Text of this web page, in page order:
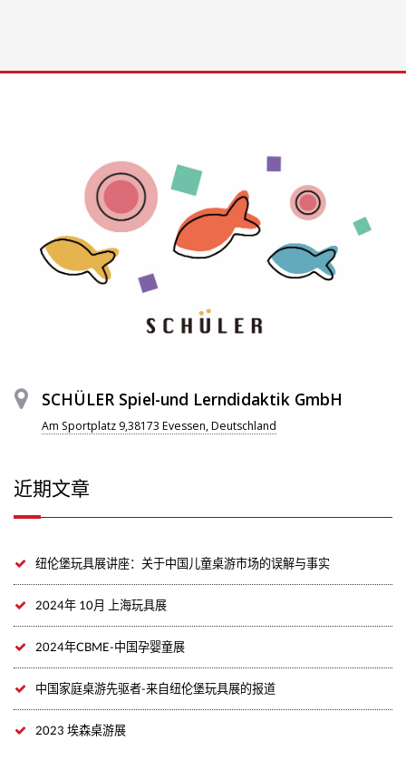
SCHÜLER Spiel-und Lerndidaktik GmbH
Am Sportplatz 9,38173 Evessen, Deutschland
近期文章
纽伦堡玩具展讲座：关于中国儿童桌游市场的误解与事实
2024年 10月 上海玩具展
2024年CBME-中国孕婴童展
中国家庭桌游先驱者-来自纽伦堡玩具展的报道
2023 埃森桌游展